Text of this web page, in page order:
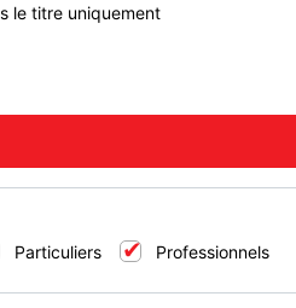
le titre uniquement
Particuliers Professionnels